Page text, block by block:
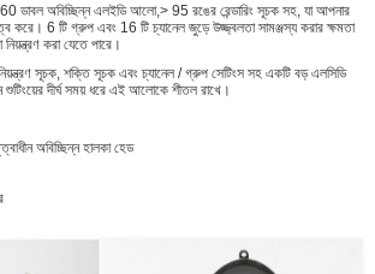
ডাবল অবিচ্ছিন্ন এলইডি আলো,> 95 রঙের রেন্ডারিং সূচক সহ, যা আপনার
করে। 6 টি গ্রুপ এবং 16 টি চ্যানেল জুড়ে উজ্জ্বলতা সামঞ্জস্য করার ক্ষমতা
করা যেতে পারে।
সূচক, শক্তি সূচক এবং চ্যানেল / গ্রুপ সেটিংস সহ একটি বড় এলসিডি
শুটিংয়ের দীর্ঘ সময় ধরে এই আলোকে শীতল রাখে।
অবিচ্ছিন্ন হালকা হেড